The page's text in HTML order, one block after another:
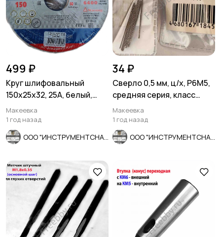
499 ₽
Круг шлифовальный
150х25х32, 25А, белый,
40СМ, ГОСТ Р52588-2011,
Луга,
Макеевка
1 год назад
34 ₽
Сверло 0,5 мм, ц/х, Р6М5,
средняя серия, класс
точности А1, 22/6 мм.
Макеевка
1 год назад